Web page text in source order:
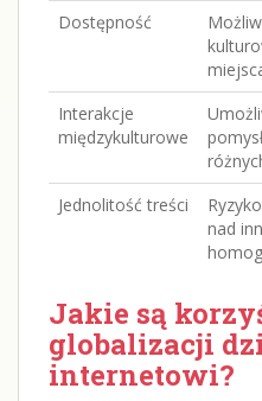
Dostępność
Interakcje
międzykulturowe
Jednolitość treści
nad
Jakie są
globalizacji
internetowi?